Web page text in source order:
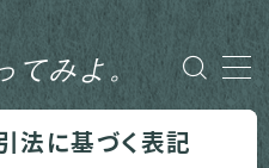
みよ。
法に基づく表記